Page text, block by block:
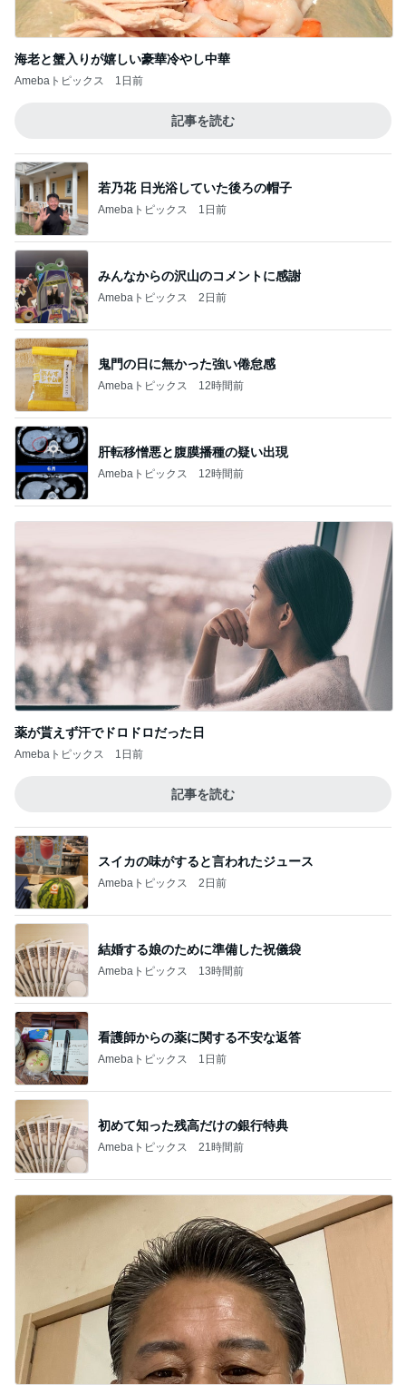
海老と蟹入りが嬉しい豪華冷やし中華
Amebaトピックス 1日前
記事を読む
若乃花 日光浴していた後ろの帽子
Amebaトピックス 1日前
みんなからの沢山のコメントに感謝
Amebaトピックス 2日前
鬼門の日に無かった強い倦怠感
Amebaトピックス 12時間前
肝転移憎悪と腹膜播種の疑い出現
Amebaトピックス 12時間前
薬が貰えず汗でドロドロだった日
Amebaトピックス 1日前
記事を読む
スイカの味がすると言われたジュース
Amebaトピックス 2日前
結婚する娘のために準備した祝儀袋
Amebaトピックス 13時間前
看護師からの薬に関する不安な返答
Amebaトピックス 1日前
初めて知った残高だけの銀行特典
Amebaトピックス 21時間前